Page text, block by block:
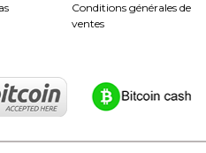
Conditions générales de
ventes